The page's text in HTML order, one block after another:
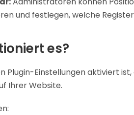
und festlegen, welche
es?
Plugin-Einstellungen aktiviert
Ihrer Website.